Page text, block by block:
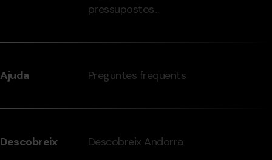
pressupostos...
Ajuda Preguntes freqüents
Descobreix
Descobreix Andorra